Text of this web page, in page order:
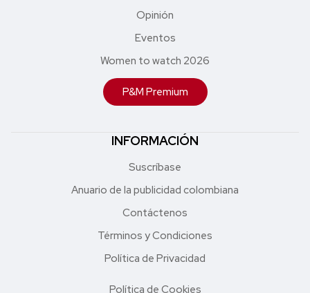
Opinión
Eventos
Women to watch 2026
P&M Premium
INFORMACIÓN
Suscríbase
Anuario de la publicidad colombiana
Contáctenos
Términos y Condiciones
Política de Privacidad
Política de Cookies